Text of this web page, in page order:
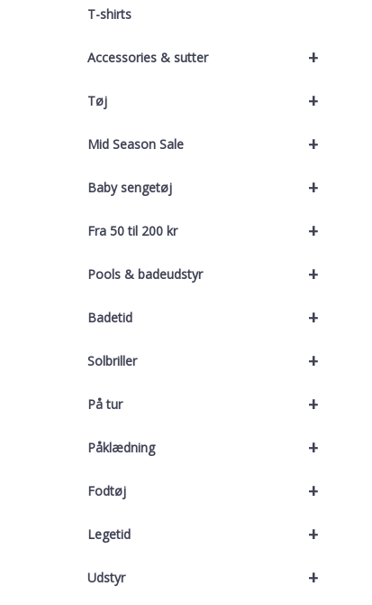
T-shirts
+
Accessories & sutter
+
Tøj
+
Mid Season Sale
+
Baby sengetøj
+
Fra 50 til 200 kr
+
Pools & badeudstyr
+
Badetid
+
Solbriller
+
På tur
+
Påklædning
+
Fodtøj
+
Legetid
+
Udstyr